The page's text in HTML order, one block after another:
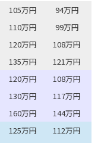
105万円
94万円
110万円
99万円
120万円
108万円
135万円
121万円
120万円
108万円
130万円
117万円
160万円
144万円
125万円
112万円